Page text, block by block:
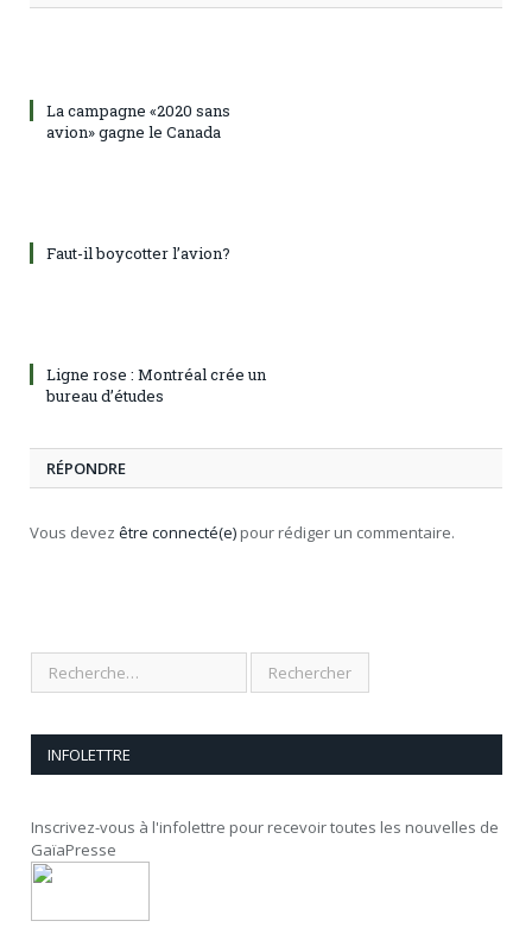
La campagne «2020 sans
avion» gagne le Canada
Faut-il boycotter l’avion?
Ligne rose : Montréal crée un
bureau d’études
RÉPONDRE
Vous devez être connecté(e) pour rédiger un commentaire.
INFOLETTRE
Inscrivez-vous à l'infolettre pour recevoir toutes les nouvelles de
GaïaPresse